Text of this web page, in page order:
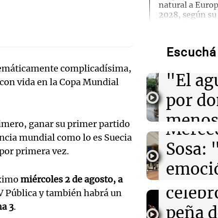
complicadísima,
vida en la Copa Mundial
ganar su primer partido
mundial como lo es Suecia
primera vez.
miércoles 2 de agosto, a
Pública y también habrá un
3.
natural a
2028, según
02:13 Mundo
Más de 1.300
Dolphin
02:03 Tecnología
Airbnb acelera
funciones
artificial en su
01:49
El Pentágono
industria de
01:31 Ciencia
Audio.
"El
por
menos
Una
Rosario
Episodios
Audio.
huella
Sosa:
filtro
Audio.
peña
Audio.